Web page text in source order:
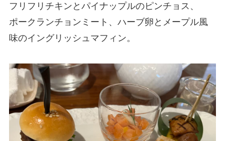
フリフリチキンとパイナップルのピンチョス、
ポークランチョンミート、ハーブ卵とメープル風
味のイングリッシュマフィン。